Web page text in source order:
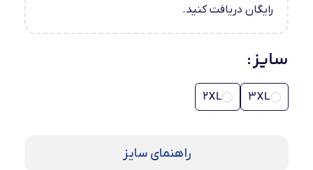
رایگان دریافت کنید.
سایز
3XL
2XL
راهنمای سایز